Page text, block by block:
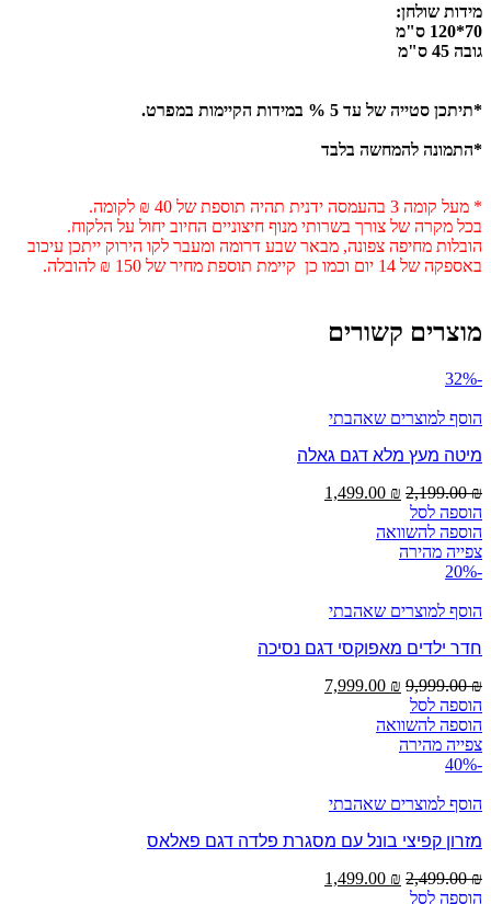
מידות שולחן:
70*120 ס"מ
גובה 45 ס"מ
*תיתכן סטייה של עד 5 % במידות הקיימות במפרט.
*התמונה להמחשה בלבד
* מעל קומה 3 בהעמסה ידנית תהיה תוספת של 40 ₪ לקומה.
בכל מקרה של צורך בשרותי מנוף חיצוניים החיוב יחול על הלקוח.
הובלות מחיפה צפונה, מבאר שבע דרומה ומעבר לקו הירוק ייתכן עיכוב
באספקה של 14 יום וכמו כן קיימת תוספת מחיר של 150 ₪ להובלה.
מוצרים קשורים
-32%
הוסף למוצרים שאהבתי
מיטה מעץ מלא דגם גאלה
2,199.00₪
המחיר
היה:
2,199.00 ₪.
1,499.00 ₪
הוספה לסל
הוספה להשוואה
צפייה מהירה
-20%
הוסף למוצרים שאהבתי
חדר ילדים מאפוקסי דגם נסיכה
9,999.00₪
המחיר
היה:
9,999.00 ₪.
7,999.00 ₪
הוספה לסל
הוספה להשוואה
צפייה מהירה
-40%
הוסף למוצרים שאהבתי
מזרון קפיצי בונל עם מסגרת פלדה דגם פאלאס
2,499.00₪
המחיר
1,499.00 ₪
הוספה לסל